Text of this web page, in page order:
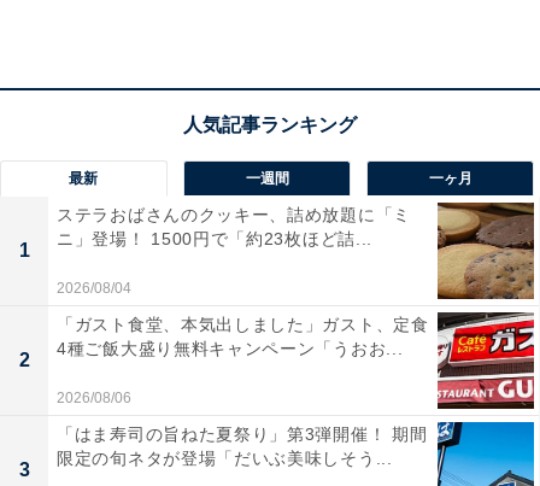
目指す味をもとにたどり着いたのが、インドネシア・ジ
ャワ島産の茶葉。食事をじゃましない穏やかな香りや美
しい水色（すいしょく）を生かすため、無糖はもちろん
「レッド」は完全発酵させた茶葉のうち、華やかな香り
の「フルリーフ」と、しっかりした味わいの「ブローク
最新 一週間 一ヶ月
1
ステラおばさんのクッキー、詰め放題に「ミ
ニ」登場！ 1500円で「約23枚ほど詰...
2026/08/04
2
「ガスト食堂、本気出しました」ガスト、定食
4種ご飯大盛り無料キャンペーン「うおお...
2026/08/06
3
「はま寿司の旨ねた夏祭り」第3弾開催！ 期間
限定の旬ネタが登場「だいぶ美味しそう...